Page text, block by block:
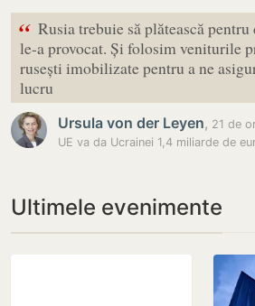
“ Rusia trebuie să plătească
le-a provocat. Și folosim veniturile
rusești imobilizate pentru a ne
lucru
Ursula von der Leyen, 21 de
Ultimele evenimente